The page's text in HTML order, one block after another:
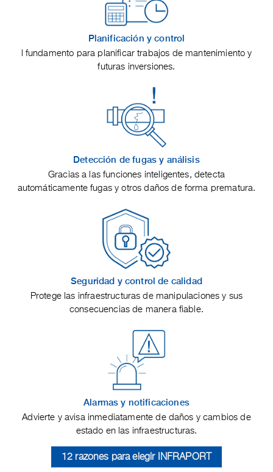
Planificación y control
l fundamento para planificar trabajos de mantenimiento y
futuras inversiones.
Detección de fugas y análisis
Gracias a las funciones inteligentes, detecta
automáticamente fugas y otros daños de forma prematura.
Seguridad y control de calidad
Protege las infraestructuras de manipulaciones y sus
consecuencias de manera fiable.
Alarmas y notificaciones
Advierte y avisa inmediatamente de daños y cambios de
estado en las infraestructuras.
12 razones para elegir INFRAPORT